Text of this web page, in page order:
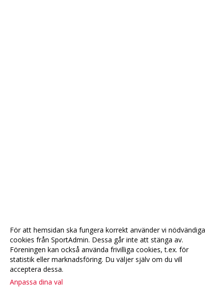
För att hemsidan ska fungera korrekt använder vi nödvändiga
cookies från SportAdmin. Dessa går inte att stänga av.
Föreningen kan också använda frivilliga cookies, t.ex. för
statistik eller marknadsföring. Du väljer själv om du vill
acceptera dessa.
Anpassa dina val